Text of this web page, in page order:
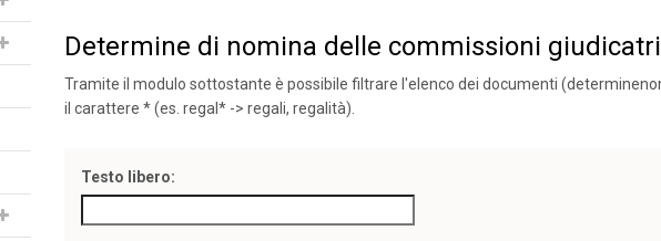
Determine di nomina delle commissioni
Tramite il modulo sottostante è possibile filtrare l'elenco dei documenti
il carattere * (es. regal* -> regali, regalità).
Testo libero: